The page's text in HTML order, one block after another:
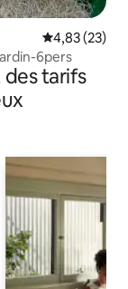
Évaluation
4,83 (23)
6pers
tarifs